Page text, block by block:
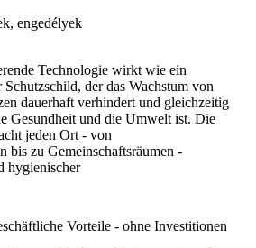
Technologie wirkt wie ein
der das Wachstum von
dauerhaft verhindert und gleichzeitig
Gesundheit und die Umwelt ist. Die
jeden Ort - von
bis zu Gemeinschaftsräumen -
hygienischer
Vorteile - ohne Investitionen